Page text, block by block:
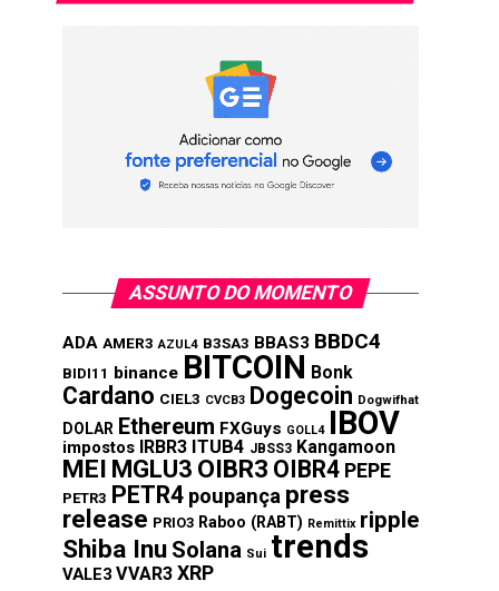
ASSUNTO DO MOMENTO
ADA AMER3 AZUL4 B3SA3 BBAS3 BBDC4
BIDI11 binance BITCOIN Bonk
Cardano CIEL3 CVCB3 Dogecoin Dogwifhat
DOLAR Ethereum FXGuys GOLL4 IBOV
impostos IRBR3 ITUB4 JBSS3 Kangamoon
MEI MGLU3 OIBR3 OIBR4 PEPE
PETR3 PETR4 poupança press
release PRIO3 Raboo (RABT) Remittix ripple
Shiba Inu Solana Sui trends
VALE3 VVAR3 XRP